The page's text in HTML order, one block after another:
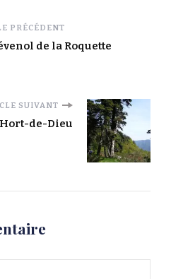
PRÉCÉDENT
de la Roquette
SUIVANT
de-Dieu